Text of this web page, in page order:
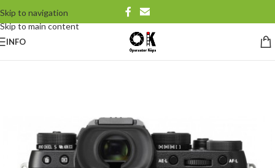
Skip to navigation
Skip to main content
INFO